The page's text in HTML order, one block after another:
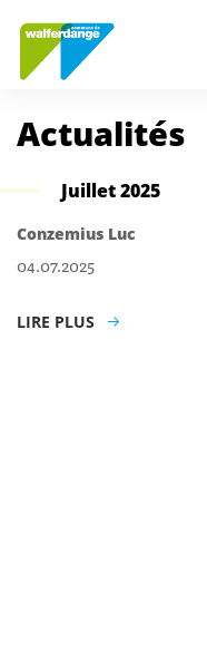
Actualités
Juillet 2025
Conzemius Luc
04.07.2025
LIRE PLUS